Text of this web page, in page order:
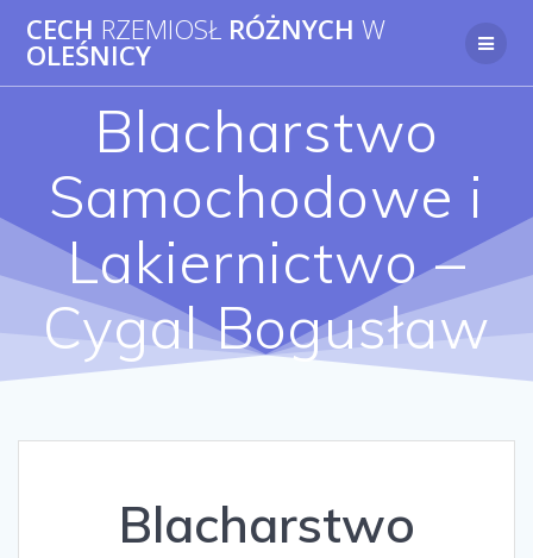
Przejdź
do
CECH RZEMIOSŁ RÓŻNYCH W
OLEŚNICY
Blacharstwo
Samochodowe i
Lakiernictwo –
Cygal Bogusław
Blacharstwo